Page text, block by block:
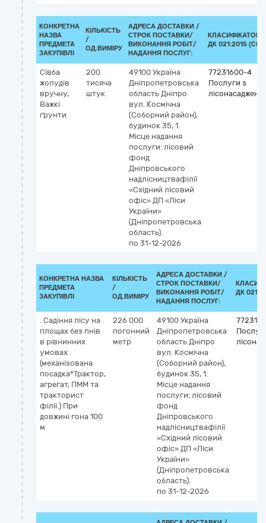
КОНКРЕТНА
НАЗВА
ПРЕДМЕТА
ЗАКУПІВЛІ
КІЛЬКІСТЬ
/
ОД.ВИМІРУ
АДРЕСА ДОСТАВКИ /
СТРОК ПОСТАВКИ/
ВИКОНАННЯ РОБІТ/
НАДАННЯ ПОСЛУГ:
КЛАСИФІКАТОР
ДК 021:2015 (CPV)
Сівба
жолудів
вручну,
Важкі
ґрунти
200
тисяча
штук
49100 Україна
Дніпропетровська
область Дніпро
вул. Космічна
(Соборний район),
будинок 35, 1.
Місце надання
послуги: лісовий
фонд
Дніпровського
надлісництвафілії
«Східний лісовий
офіс» ДП «Ліси
України»
(Дніпропетровська
область).
по 31-12-2026
77231600-4
Послуги з
КОНКРЕТНА НАЗВА
ПРЕДМЕТА
ЗАКУПІВЛІ
КІЛЬКІСТЬ
/
ОД.ВИМІРУ
АДРЕСА ДОСТАВКИ /
СТРОК ПОСТАВКИ/
ВИКОНАННЯ РОБІТ/
НАДАННЯ ПОСЛУГ:
ДК
. Садіння лісу на
площах без пнів
в рівнинних
умовах
(механізована
посадка*Трактор,
агрегат, ПММ та
тракторист
філії.) При
довжині гона 100
м
226 000
погонний
метр
49100 Україна
Дніпропетровська
область Дніпро
вул. Космічна
(Соборний район),
будинок 35, 1.
Місце надання
послуги: лісовий
фонд
Дніпровського
надлісництвафілії
«Східний лісовий
офіс» ДП «Ліси
України»
(Дніпропетровська
область).
по 31-12-2026